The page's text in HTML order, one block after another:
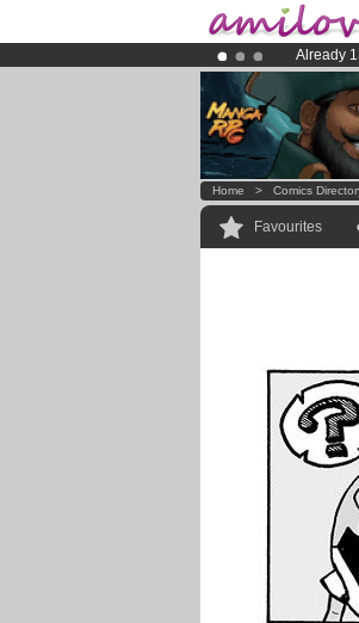
Already
Premium
Amilova
Home > Comics
Favourites